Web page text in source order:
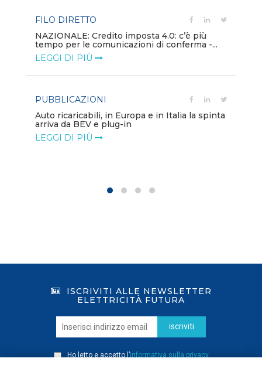
FILO DIRETTO
NAZIONALE: Credito imposta 4.0: c’è più
tempo per le comunicazioni di conferma -...
LEGGI DI PIÙ
PUBBLICAZIONI
Auto ricaricabili, in Europa e in Italia la spinta
arriva da BEV e plug-in
LEGGI DI PIÙ
ISCRIVITI ALLE NEWSLETTER
ELETTRICITÀ FUTURA
iscriviti
Ho letto e accetto l’informativa sulla privacy